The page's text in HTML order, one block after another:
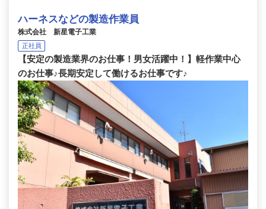
ハーネスなどの製造作業員
株式会社 新星電子工業
正社員
【安定の製造業界のお仕事！男女活躍中！】軽作業中心
のお仕事♪長期安定して働けるお仕事です♪